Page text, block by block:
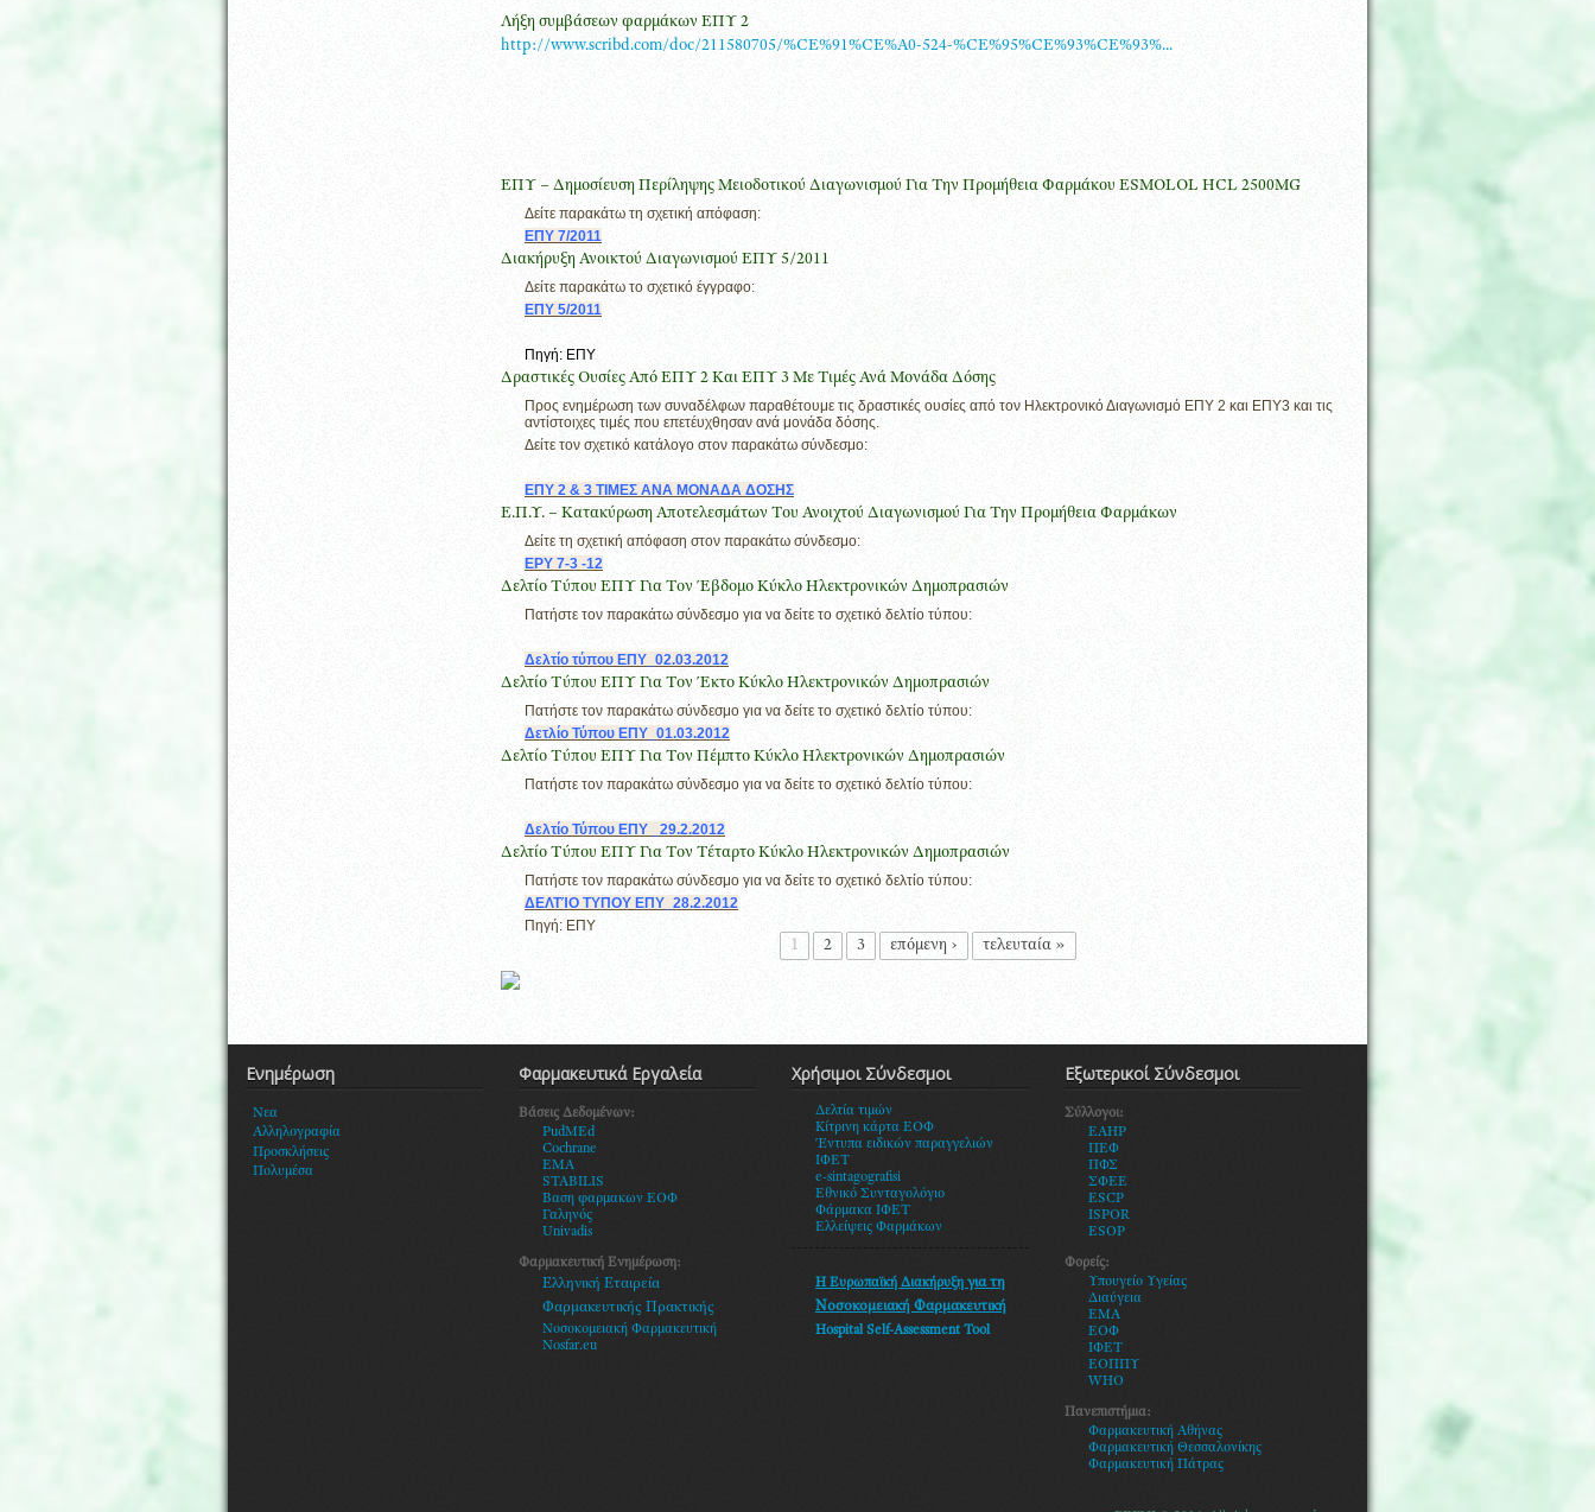
Λήξη συμβάσεων φαρμάκων ΕΠΥ 2
http://www.scribd.com/doc/211580705/%CE%91%CE%A0-524-%CE%95%CE%93%CE%93%...
ΕΠΥ – Δημοσίευση Περίληψης Μειοδοτικού Διαγωνισμού Για Την Προμήθεια Φαρμάκου ESMOLOL HCL 2500MG
Δείτε παρακάτω τη σχετική απόφαση:
ΕΠΥ 7/2011
Διακήρυξη Ανοικτού Διαγωνισμού ΕΠΥ 5/2011
Δείτε παρακάτω το σχετικό έγγραφο:
ΕΠΥ 5/2011
Πηγή: ΕΠΥ
Δραστικές Ουσίες Από ΕΠΥ 2 Και ΕΠΥ 3 Με Τιμές Ανά Μονάδα Δόσης
Προς ενημέρωση των συναδέλφων παραθέτουμε τις δραστικές ουσίες από τον Ηλεκτρονικό Διαγωνισμό ΕΠΥ 2 και ΕΠΥ3 και τις
αντίστοιχες τιμές που επετέυχθησαν ανά μονάδα δόσης.
Δείτε τον σχετικό κατάλογο στον παρακάτω σύνδεσμο:
ΕΠΥ 2 & 3 ΤΙΜΕΣ ΑΝΑ ΜΟΝΑΔΑ ΔΟΣΗΣ
Ε.Π.Υ. – Κατακύρωση Αποτελεσμάτων Του Ανοιχτού Διαγωνισμού Για Την Προμήθεια Φαρμάκων
Δείτε τη σχετική απόφαση στον παρακάτω σύνδεσμο:
EPY 7-3 -12
Δελτίο Τύπου ΕΠΥ Για Τον Έβδομο Κύκλο Ηλεκτρονικών Δημοπρασιών
Πατήστε τον παρακάτω σύνδεσμο για να δείτε το σχετικό δελτίο τύπου:
Δελτίο τύπου ΕΠΥ_02.03.2012
Δελτίο Τύπου ΕΠΥ Για Τον Έκτο Κύκλο Ηλεκτρονικών Δημοπρασιών
Πατήστε τον παρακάτω σύνδεσμο για να δείτε το σχετικό δελτίο τύπου:
Δετλίο Τύπου ΕΠΥ_01.03.2012
Δελτίο Τύπου ΕΠΥ Για Τον Πέμπτο Κύκλο Ηλεκτρονικών Δημοπρασιών
Πατήστε τον παρακάτω σύνδεσμο για να δείτε το σχετικό δελτίο τύπου:
Δελτίο Τύπου ΕΠΥ _29.2.2012
Δελτίο Τύπου ΕΠΥ Για Τον Τέταρτο Κύκλο Ηλεκτρονικών Δημοπρασιών
Πατήστε τον παρακάτω σύνδεσμο για να δείτε το σχετικό δελτίο τύπου:
ΔΕΛΤΊΟ ΤΥΠΟΥ ΕΠΥ_28.2.2012
Πηγή: ΕΠΥ
1 2 3 επόμενη › τελευταία »
Ενημέρωση
Νεα
Αλληλογραφία
Προσκλήσεις
Πολυμέσα
Φαρμακευτικά Εργαλεία
Βάσεις Δεδομένων:
PudMEd
Cochrane
EMA
STABILIS
Βαση φαρμακων ΕΟΦ
Γαληνός
Univadis
Φαρμακευτική Ενημέρωση:
Ελληνική Εταιρεία
Φαρμακευτικής Πρακτικής
Νοσοκομειακή Φαρμακευτική
Nosfar.eu
Χρήσιμοι Σύνδεσμοι
Δελτία τιμών
Κίτρινη κάρτα ΕΟΦ
Έντυπα ειδικών παραγγελιών
ΙΦΕΤ
e-sintagografisi
Εθνικό Συνταγολόγιο
Φάρμακα ΙΦΕΤ
Ελλείψεις Φαρμάκων
Η Ευρωπαϊκή Διακήρυξη για τη
Νοσοκομειακή Φαρμακευτική
Hospital Self-Assessment Tool
Εξωτερικοί Σύνδεσμοι
Σύλλογοι:
EAHP
ΠΕΦ
ΠΦΣ
ΣΦΕΕ
ESCP
ISPOR
ESOP
Φορείς:
Υπουγείο Υγείας
Διαύγεια
ΕΜΑ
ΕΟΦ
ΙΦΕΤ
ΕΟΠΠΥ
WHO
Πανεπιστήμια:
Φαρμακευτική Αθήνας
Φαρμακευτική Θεσσαλονίκης
Φαρμακευτική Πάτρας